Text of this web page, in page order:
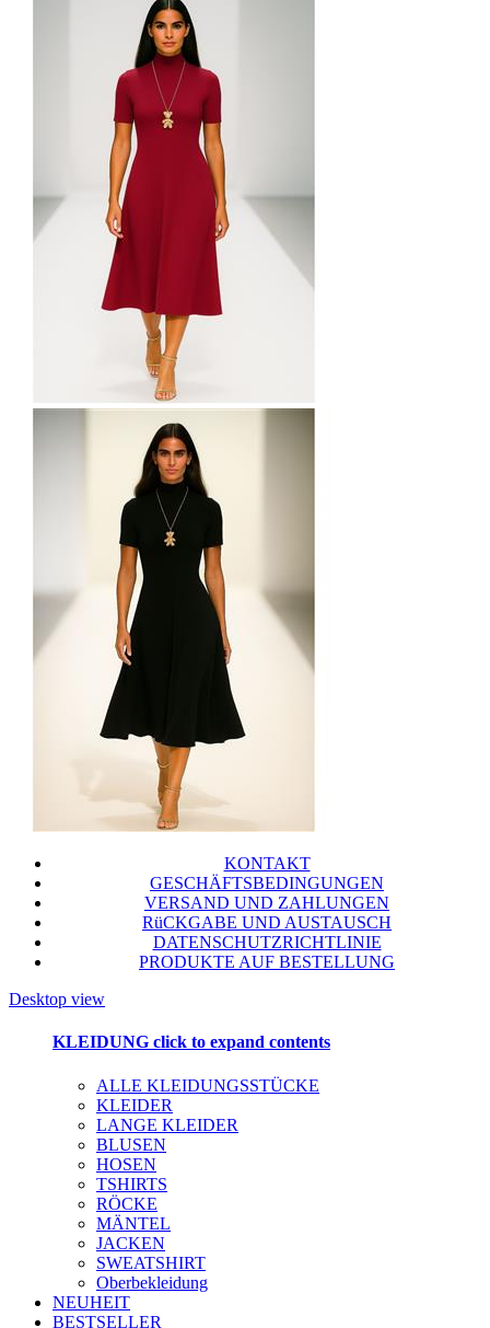
KONTAKT
GESCHÄFTSBEDINGUNGEN
VERSAND UND ZAHLUNGEN
RüCKGABE UND AUSTAUSCH
DATENSCHUTZRICHTLINIE
PRODUKTE AUF BESTELLUNG
Desktop view
KLEIDUNG click to expand contents
ALLE KLEIDUNGSSTÜCKE
KLEIDER
LANGE KLEIDER
BLUSEN
HOSEN
TSHIRTS
RÖCKE
MÄNTEL
JACKEN
SWEATSHIRT
Oberbekleidung
NEUHEIT
BESTSELLER